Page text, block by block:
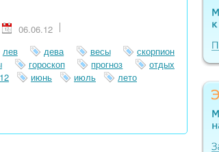
06.06.12
лев дева весы
скорпион
гороскоп прогноз
отдых
июнь июль
лето